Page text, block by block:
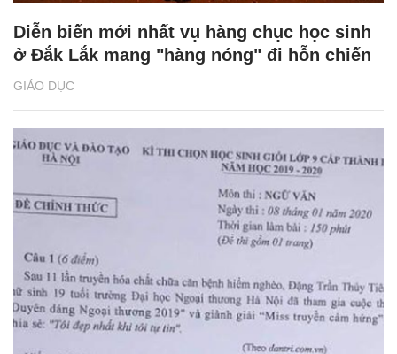
GIÁO DỤC
Diễn biến mới nhất vụ hàng chục học sinh
ở Đắk Lắk mang "hàng nóng" đi hỗn chiến